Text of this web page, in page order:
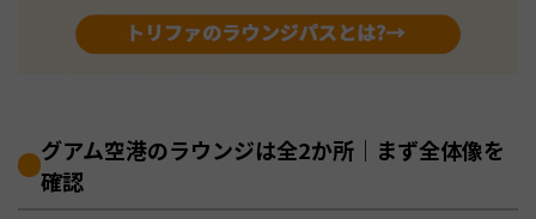
グアム空港のラウンジは全2か所｜まず全体像を
確認